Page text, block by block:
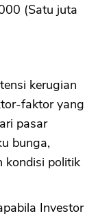
(Satu juta
kerugian
faktor yang
pasar
bunga,
kondisi politik
Investor